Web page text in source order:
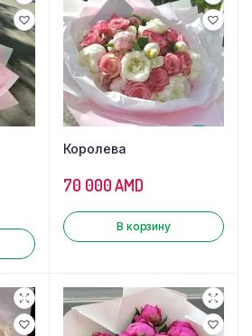
Королева
70 000AMD
В корзину